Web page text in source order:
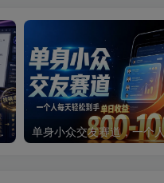
稿避坑全套实操教学